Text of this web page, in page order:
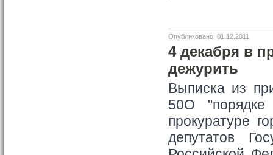
Опубликовано: 01.12.2011
4 декабря в
дежурить
Выписка из
50О "порядке
прокуратуре
депутатов